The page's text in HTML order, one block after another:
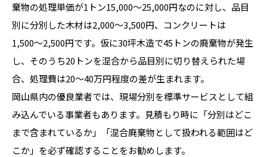
棄物の処理単価が1トン15,000〜25,000円なのに対し、品目
別に分別した木材は2,000〜3,500円、コンクリートは
1,500〜2,500円です。仮に30坪木造で45トンの廃棄物が発生
し、そのうち20トンを混合から品目別に切り替えられた場
合、処理費は20〜40万円程度の差が生まれます。
岡山県内の優良業者では、現場分別を標準サービスとして組
み込んでいる事業者もあります。見積もり時に「分別はどこ
まで含まれているか」「混合廃棄物として扱われる範囲はど
こか」を必ず確認することをお勧めします。